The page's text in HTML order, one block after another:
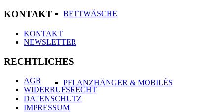
BETTWÄSCHE
PFLANZHÄNGER & MOBILÉS
KONTAKT
KONTAKT
NEWSLETTER
RECHTLICHES
AGB
WIDERRUFSRECHT
DATENSCHUTZ
IMPRESSUM